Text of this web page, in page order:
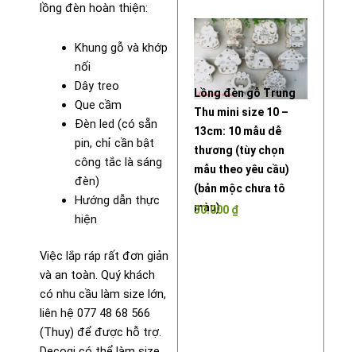
lồng đèn hoàn thiện:
Khung gỗ và khớp
nối
Dây treo
Que cầm
Đèn led (có sẵn
pin, chỉ cần bật
công tắc là sáng
đèn)
Hướng dẫn thực
hiện
Việc lắp ráp rất đơn giản
và an toàn. Quý khách
có nhu cầu làm size lớn,
liên hệ 077 48 68 566
(Thuy) để được hỗ trợ.
Lồng đèn gỗ Trung
Thu mini size 10 –
13cm: 10 mẫu dễ
thương (tùy chọn
mẫu theo yêu cầu)
(bản mộc chưa tô
màu)
30.000 ₫